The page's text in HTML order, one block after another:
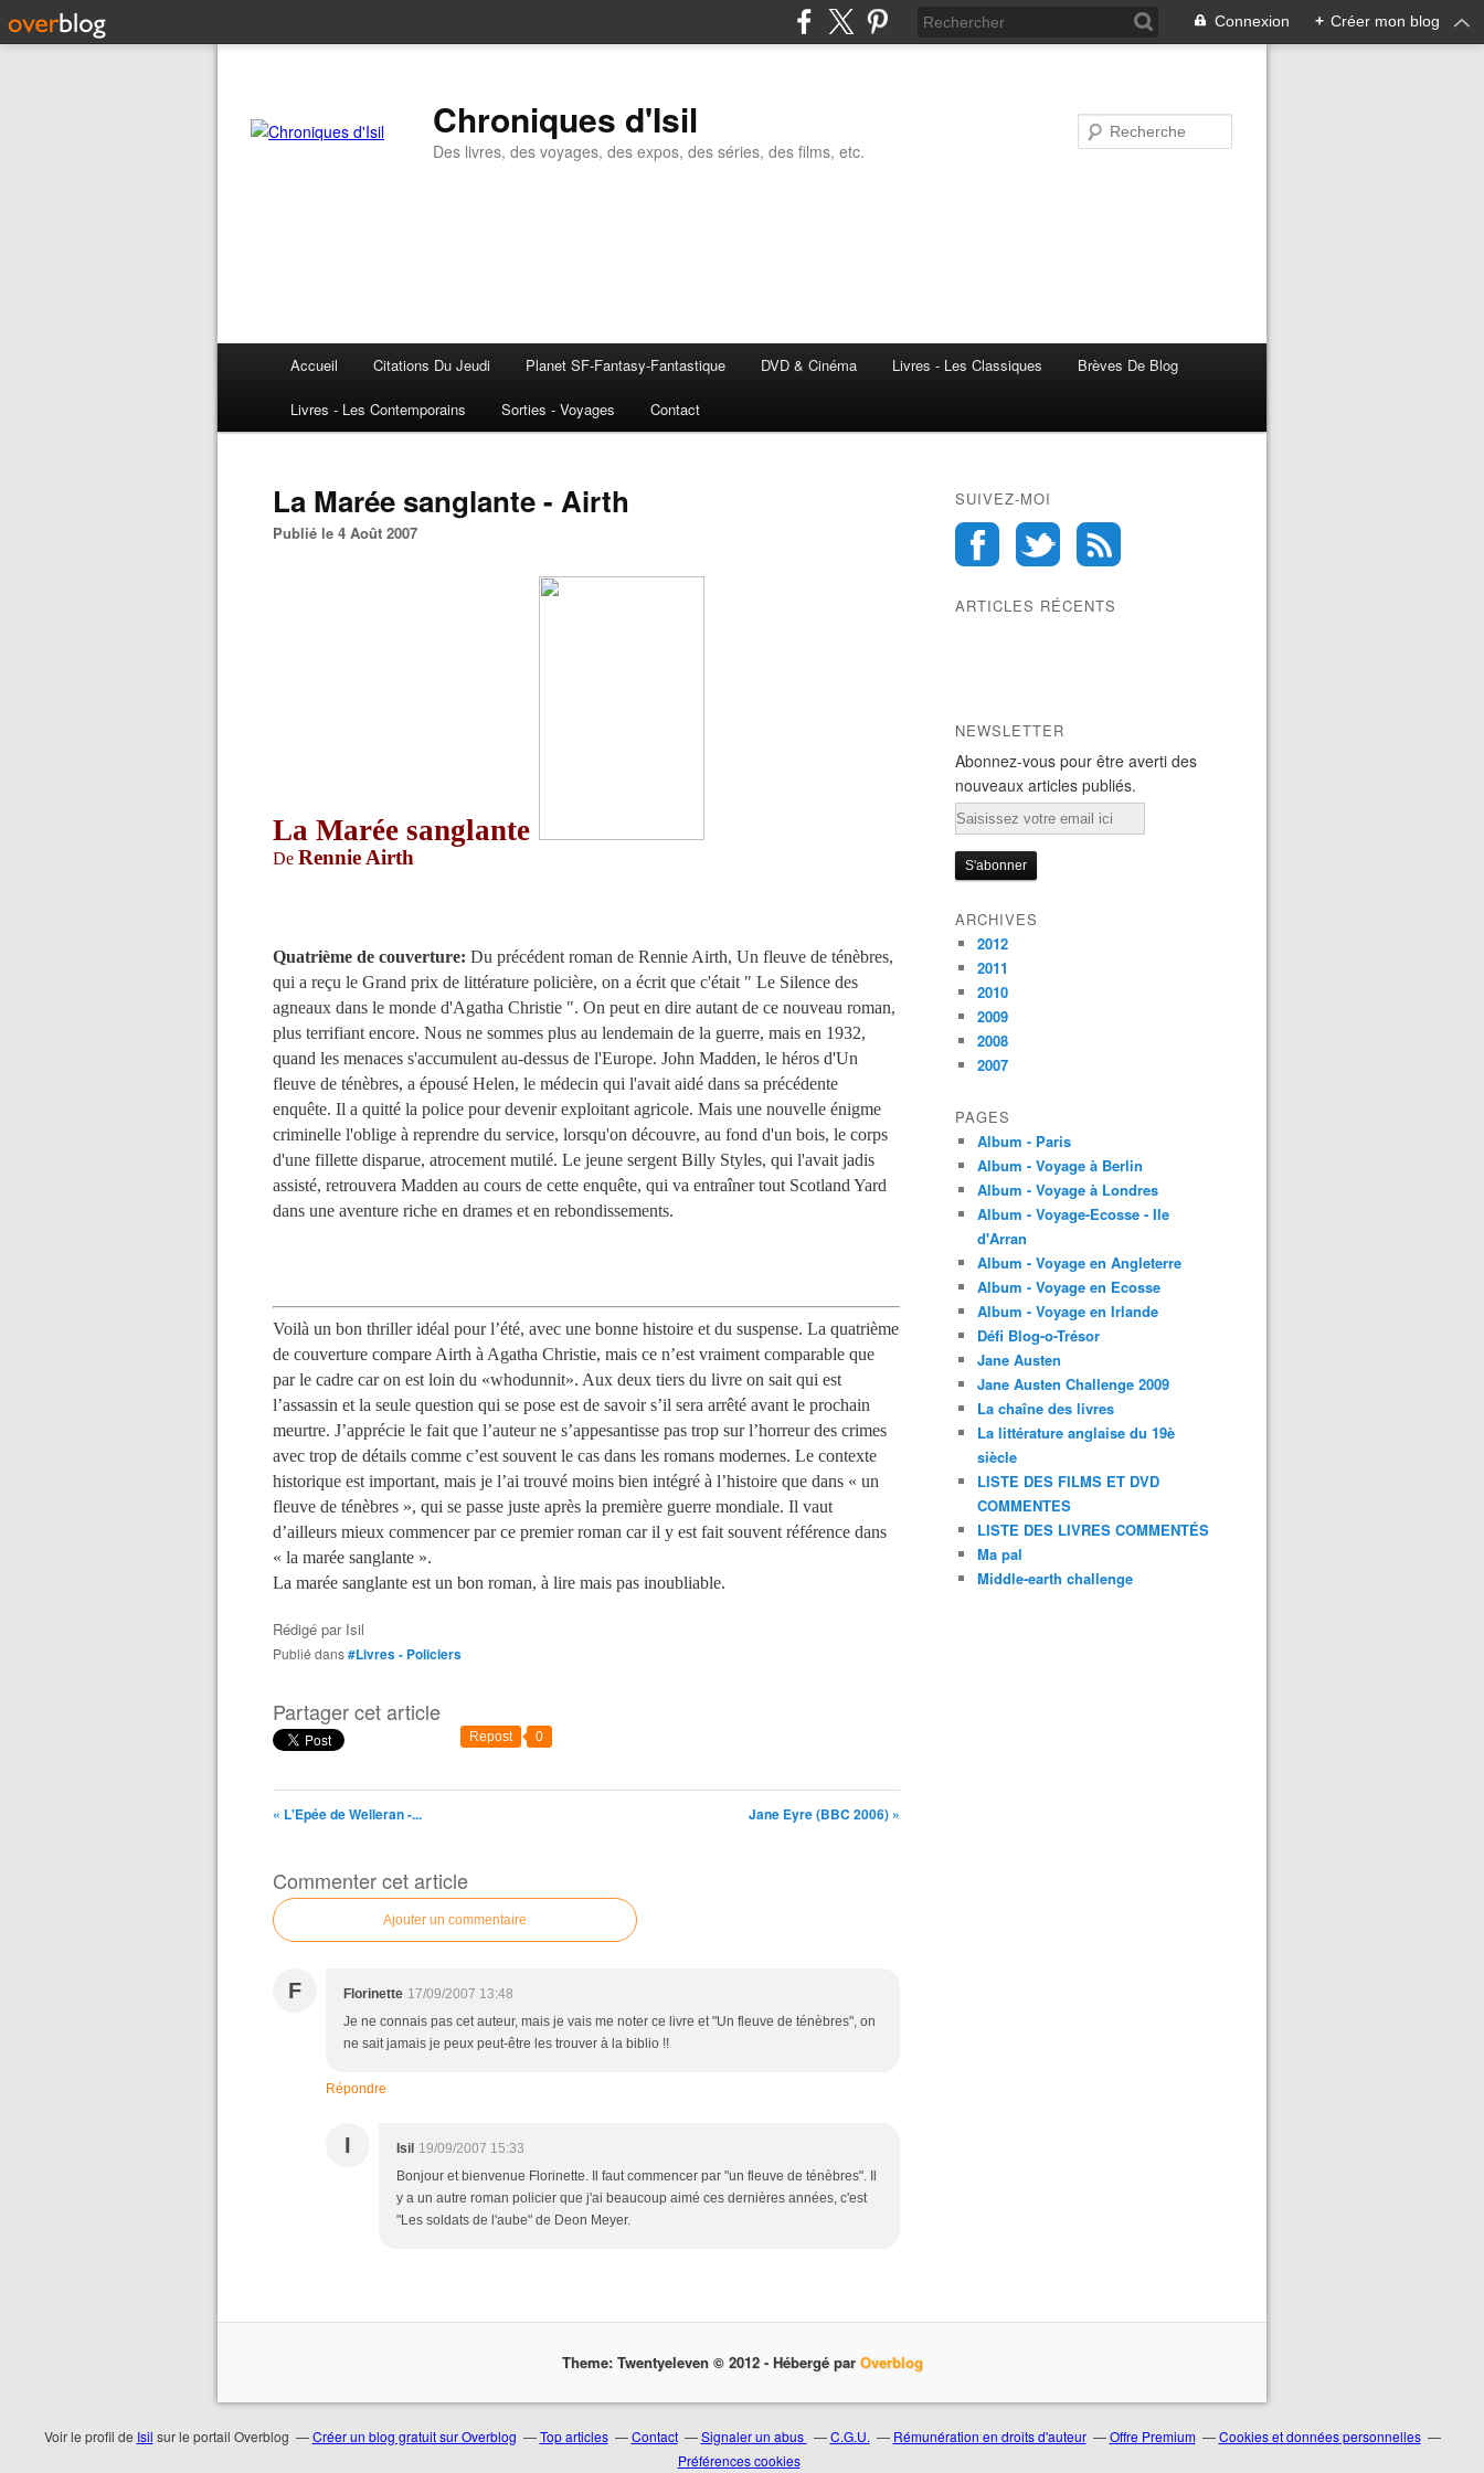
Connexion + Créer mon blog
Chroniques d'Isil
Des livres, des voyages, des expos, des séries, des films, etc.
Accueil Citations Du Jeudi Planet SF-Fantasy-Fantastique DVD & Cinéma Livres - Les Classiques Brèves De Blog
Livres - Les Contemporains Sorties - Voyages Contact
La Marée sanglante - Airth
Publié le 4 Août 2007
La Marée sanglante
De Rennie Airth
Quatrième de couverture: Du précédent roman de Rennie Airth, Un fleuve de ténèbres,
qui a reçu le Grand prix de littérature policière, on a écrit que c'était " Le Silence des
agneaux dans le monde d'Agatha Christie ". On peut en dire autant de ce nouveau roman,
plus terrifiant encore. Nous ne sommes plus au lendemain de la guerre, mais en 1932,
quand les menaces s'accumulent au-dessus de l'Europe. John Madden, le héros d'Un
fleuve de ténèbres, a épousé Helen, le médecin qui l'avait aidé dans sa précédente
enquête. Il a quitté la police pour devenir exploitant agricole. Mais une nouvelle énigme
criminelle l'oblige à reprendre du service, lorsqu'on découvre, au fond d'un bois, le corps
d'une fillette disparue, atrocement mutilé. Le jeune sergent Billy Styles, qui l'avait jadis
assisté, retrouvera Madden au cours de cette enquête, qui va entraîner tout Scotland Yard
dans une aventure riche en drames et en rebondissements.
Voilà un bon thriller idéal pour l’été, avec une bonne histoire et du suspense. La quatrième
de couverture compare Airth à Agatha Christie, mais ce n’est vraiment comparable que
par le cadre car on est loin du «whodunnit». Aux deux tiers du livre on sait qui est
l’assassin et la seule question qui se pose est de savoir s’il sera arrêté avant le prochain
meurtre. J’apprécie le fait que l’auteur ne s’appesantisse pas trop sur l’horreur des crimes
avec trop de détails comme c’est souvent le cas dans les romans modernes. Le contexte
historique est important, mais je l’ai trouvé moins bien intégré à l’histoire que dans « un
fleuve de ténèbres », qui se passe juste après la première guerre mondiale. Il vaut
d’ailleurs mieux commencer par ce premier roman car il y est fait souvent référence dans
« la marée sanglante ».
La marée sanglante est un bon roman, à lire mais pas inoubliable.
Rédigé par Isil
Publié dans#Livres - Policiers
Partager cet article
Repost 0
« L'Epée de Welleran -... Jane Eyre (BBC 2006) »
Commenter cet article
Ajouter un commentaire
F Florinette 17/09/2007 13:48
Je ne connais pas cet auteur, mais je vais me noter ce livre et "Un fleuve de ténèbres", on
ne sait jamais je peux peut-être les trouver à la biblio !!
Répondre
I Isil 19/09/2007 15:33
Bonjour et bienvenue Florinette. Il faut commencer par "un fleuve de ténèbres". Il
y a un autre roman policier que j'ai beaucoup aimé ces dernières années, c'est
"Les soldats de l'aube" de Deon Meyer.
SUIVEZ-MOI
ARTICLES RÉCENTS
NEWSLETTER
Abonnez-vous pour être averti des
nouveaux articles publiés.
Email
ARCHIVES
2012
2011
2010
2009
2008
2007
PAGES
Album - Paris
Album - Voyage à Berlin
Album - Voyage à Londres
Album - Voyage-Ecosse - Ile
d'Arran
Album - Voyage en Angleterre
Album - Voyage en Ecosse
Album - Voyage en Irlande
Défi Blog-o-Trésor
Jane Austen
Jane Austen Challenge 2009
La chaîne des livres
La littérature anglaise du 19è
siècle
LISTE DES FILMS ET DVD
COMMENTES
LISTE DES LIVRES COMMENTÉS
Ma pal
Middle-earth challenge
Theme: Twentyeleven © 2012 - Hébergé par Overblog
Voir le profil de Isil sur le portail Overblog Créer un blog gratuit sur Overblog Top articles Contact Signaler un abus C.G.U. Rémunération en droits d'auteur Offre Premium
Cookies et données personnelles
Préférences cookies